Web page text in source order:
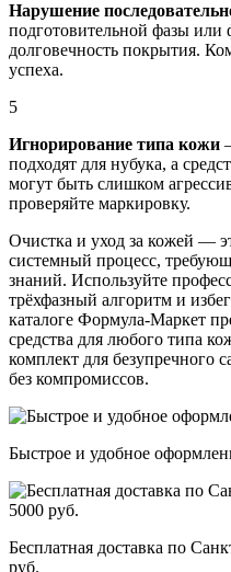
Нарушение
подготовительной фазы
долговечность покрытия.
успеха.
5
Игнорирование типа кожи
подходят для нубука, а
могут быть слишком
проверяйте маркировку.
Очистка и уход за кожей —
системный процесс,
знаний. Используйте
трёхфазный алгоритм и
каталоге Формула-Маркет
средства для любого типа
комплект для безупречного
без компромиссов.
Быстрое и удобное
Бесплатная доставка по
руб.